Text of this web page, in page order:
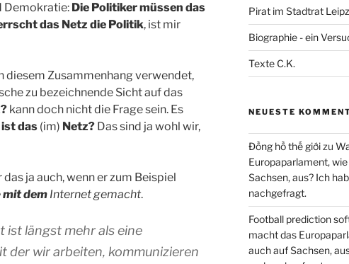
Demokratie: Die Politiker müssen das
das Netz die Politik, ist mir
diesem Zusammenhang verwendet,
zu bezeichnende Sicht auf das
kann doch nicht die Frage sein. Es
das (im) Netz? Das sind ja wohl wir,
ja auch, wenn er zum Beispiel
mit dem Internet gemacht.
ist längst mehr als eine
der wir arbeiten, kommunizieren
Pirat im Stadtrat
Biographie - ein
Texte C.K.
NEUESTE
Đồng hồ thế giớizu
Europaparlament,
Sachsen, aus? Ich
nachgefragt.
Football prediction
macht das
auch auf Sachsen,